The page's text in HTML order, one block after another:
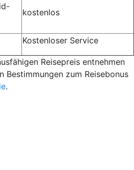
kostenlos
Kostenloser Service
Reisepreis entnehmen
Bestimmungen zum Reisebonus
.